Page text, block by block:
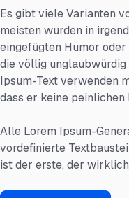
Es gibt viele Varianten
meisten wurden in
eingefügten Humor
die völlig unglaubwürdig
Ipsum-Text verwenden
dass er keine peinlichen
Alle Lorem Ipsum-
vordefinierte
ist der erste, der